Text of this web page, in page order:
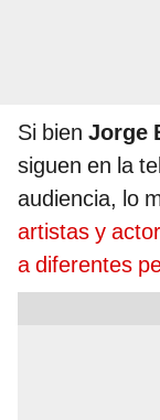
Si bien Jorge
siguen en la
audiencia, lo
artistas y
a diferentes